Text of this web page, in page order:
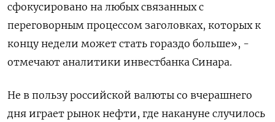
сфокусировано на любых связанных с
переговорным процессом заголовках, которых к
концу недели может стать гораздо больше», -
отмечают аналитики инвестбанка Синара.
Не в пользу российской валюты со вчерашнего
дня играет рынок нефти, где накануне случилось